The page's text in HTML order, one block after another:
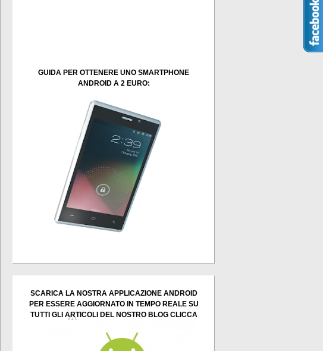
GUIDA PER OTTENERE UNO SMARTPHONE
ANDROID A 2 EURO:
SCARICA LA NOSTRA APPLICAZIONE ANDROID
PER ESSERE AGGIORNATO IN TEMPO REALE SU
TUTTI GLI ARTICOLI DEL NOSTRO BLOG CLICCA